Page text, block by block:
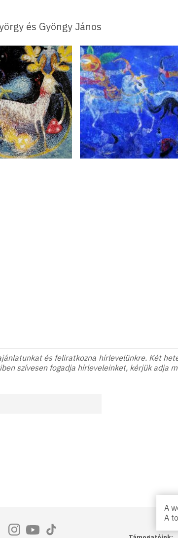
és Gyöngy János
és feliratkozna hírlevelünkre. Két
szívesen fogadja hírleveleinket, kérjük adja
A
A